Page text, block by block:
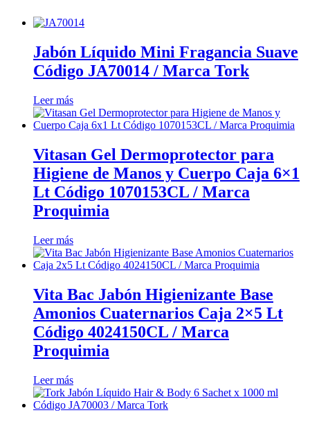
Jabón Líquido Mini Fragancia Suave
Código JA70014 / Marca Tork
Leer más
Vitasan Gel Dermoprotector para
Higiene de Manos y Cuerpo Caja 6×1
Lt Código 1070153CL / Marca
Proquimia
Leer más
Vita Bac Jabón Higienizante Base
Amonios Cuaternarios Caja 2×5 Lt
Código 4024150CL / Marca
Proquimia
Leer más